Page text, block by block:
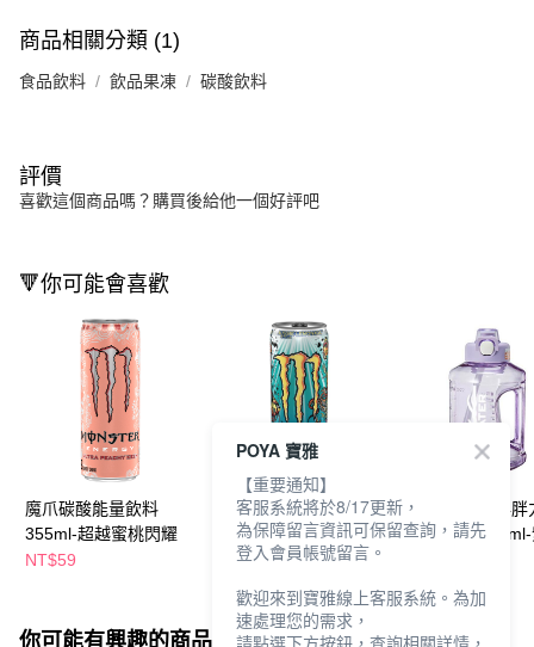
商品相關分類 (1)
食品飲料 飲品果凍 碳酸飲料
評價
喜歡這個商品嗎？購買後給他一個好評吧
🔻你可能會喜歡
魔爪碳酸能量飲料
355ml-超越蜜桃閃耀
NT$59
魔爪碳酸能量飲料
355ml-澳式檸檬
NT$59
MY WATER 胖胖
運動水壺
你可能有興趣的商品 全站排行
POYA 寶雅
【重要通知】
客服系統將於8/17更新，
為保障留言資訊可保留查詢，請先
登入會員帳號留言。
歡迎來到寶雅線上客服系統。為加
速處理您的需求，
請點選下方按鈕，查詢相關詳情，